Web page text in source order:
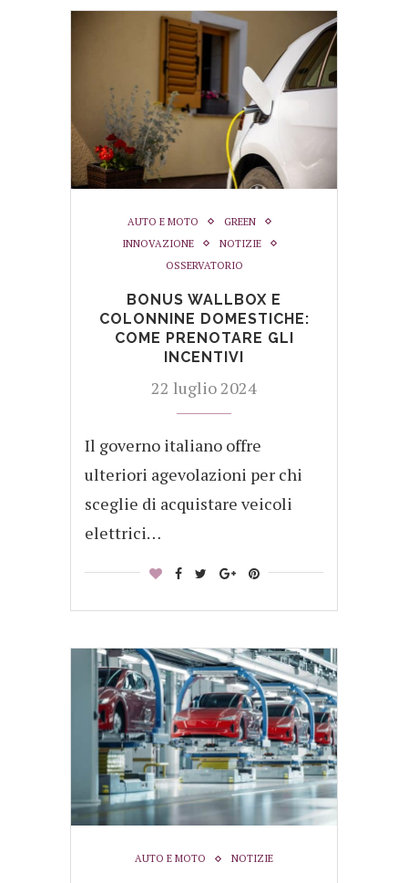
AUTO E MOTO
GREEN
INNOVAZIONE
NOTIZIE
OSSERVATORIO
BONUS WALLBOX E
COLONNINE DOMESTICHE:
COME PRENOTARE GLI
INCENTIVI
22 luglio 2024
Il governo italiano offre
ulteriori agevolazioni per chi
sceglie di acquistare veicoli
elettrici…
AUTO E MOTO NOTIZIE